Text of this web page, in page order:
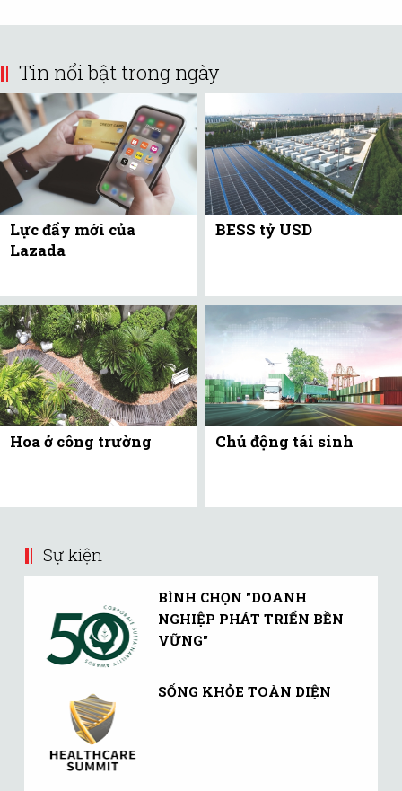
Tin nổi bật trong ngày
Lực đẩy mới của
Lazada
BESS tỷ USD
Hoa ở công trường Chủ động tái sinh
Sự kiện
BÌNH CHỌN "DOANH
NGHIỆP PHÁT TRIỂN BỀN
VỮNG"
SỐNG KHỎE TOÀN DIỆN